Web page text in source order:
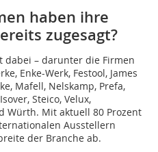
haben ihre
zugesagt?
dabei – darunter die Firmen
Enke-Werk, Festool, James
Mafell, Nelskamp, Prefa,
Steico, Velux,
Würth. Mit aktuell 80 Prozent
Ausstellern
der Branche ab.